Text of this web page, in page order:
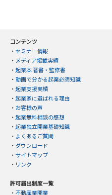
コンテンツ
・ セミナー情報
・ メディア掲載実績
・ 起業本 著書・監修書
・ 動画で分かる起業必須知識
・ 起業支援実績
・ 起業家に選ばれる理由
・ お客様の声
・ 起業無料相談の感想
・ 起業独立開業基礎知識
・ よくあるご質問
・ ダウンロード
・ サイトマップ
・ リンク
許可届出制度一覧
・ 不動産業開業